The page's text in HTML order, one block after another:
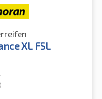
XL FSL